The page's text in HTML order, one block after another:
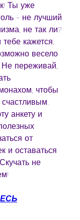
Ты уже
- не лучший
не так ли?
кажется,
весело
переживай,
чтобы
анкету и
от
и оставаться
не